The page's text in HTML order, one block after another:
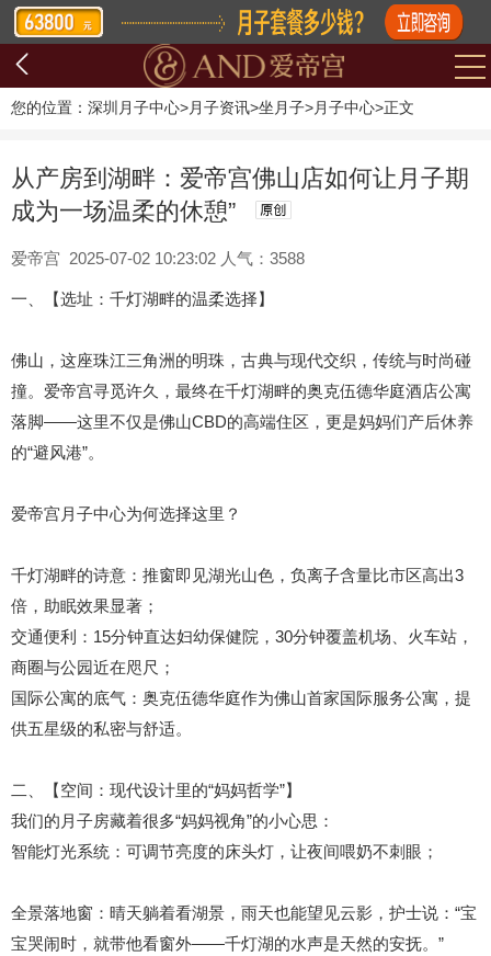
您的位置： 深圳月子中心>月子资讯>坐月子>月子中心>正文
从产房到湖畔：爱帝宫佛山店如何让月子期
成为一场温柔的休憩”
爱帝宫 2025-07-02 10:23:02 人气：3588
一、【选址：千灯湖畔的温柔选择】
佛山，这座珠江三角洲的明珠，古典与现代交织，传统与时尚碰
撞。爱帝宫寻觅许久，最终在千灯湖畔的奥克伍德华庭酒店公寓
落脚——这里不仅是佛山CBD的高端住区，更是妈妈们产后休养
的“避风港”。
爱帝宫月子中心为何选择这里？
千灯湖畔的诗意：推窗即见湖光山色，负离子含量比市区高出3
倍，助眠效果显著；
交通便利： 15分钟直达妇幼保健院， 30分钟覆盖机场、火车站，
商圈与公园近在咫尺；
国际公寓的底气：奥克伍德华庭作为佛山首家国际服务公寓，提
供五星级的私密与舒适。
二、【空间：现代设计里的“妈妈哲学”】
我们的月子房藏着很多“妈妈视角”的小心思：
智能灯光系统：可调节亮度的床头灯，让夜间喂奶不刺眼；
全景落地窗：晴天躺着看湖景，雨天也能望见云影，护士说：“宝
宝哭闹时，就带他看窗外——千灯湖的水声是天然的安抚。”